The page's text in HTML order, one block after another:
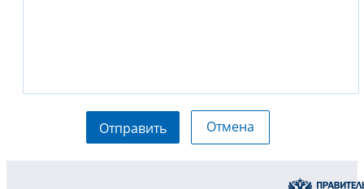
Отправить Отмена